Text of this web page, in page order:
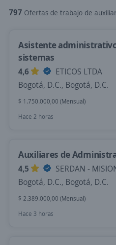
797 Ofertas de trabajo de auxiliar administrativo sin experiencia
Asistente
sistemas
4,6
ETICOS LTDA
Bogotá, D.C., Bogotá, D.C.
$ 1.750.000,00 (Mensual)
Hace 2 horas
Auxiliares de
4,5
SERDAN -
Bogotá, D.C., Bogotá, D.C.
$ 2.389.000,00 (Mensual)
Hace 3 horas